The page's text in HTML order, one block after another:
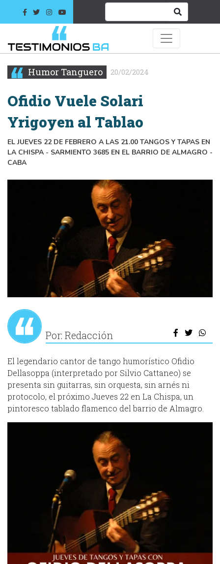
Humor Tanguero 20/02/2024
Ofidio Vuele Solari
Yrigoyen al Tablao
EL JUEVES 22 DE FEBRERO A LAS 21.00 TANGOS Y TAPAS EN
LA CHISPA - SARMIENTO 3685 EN EL BARRIO DE ALMAGRO -
CABA
Por: Redacción
El legendario cantor de tango humorístico Ofidio
Dellasoppa (interpretado por Silvio Cattaneo) se
presenta sin guitarras, sin orquesta, sin arnés ni
protocolo, el próximo Jueves 22 en La Chispa, un
pintoresco tablado flamenco del barrio de Almagro.